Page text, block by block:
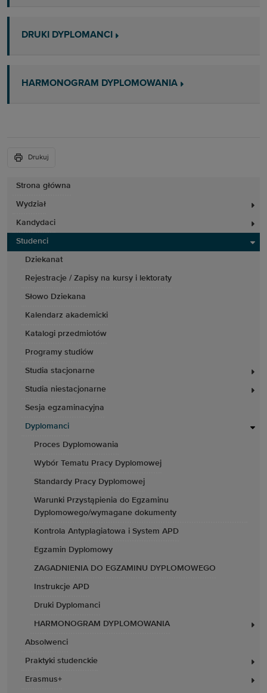
Strona główna
Wydział
Kandydaci
Studenci
Dziekanat
Rejestracje / Zapisy na kursy i lektoraty
Słowo Dziekana
Kalendarz akademicki
Katalogi przedmiotów
Programy studiów
Studia stacjonarne
Studia niestacjonarne
Sesja egzaminacyjna
Dyplomanci
Proces Dyplomowania
Wybór Tematu Pracy Dyplomowej
Standardy Pracy Dyplomowej
Warunki Przystąpienia do Egzaminu
Dyplomowego/wymagane dokumenty
Kontrola Antyplagiatowa i System APD
Egzamin Dyplomowy
ZAGADNIENIA DO EGZAMINU DYPLOMOWEGO
Instrukcje APD
Druki Dyplomanci
HARMONOGRAM DYPLOMOWANIA
Absolwenci
Praktyki studenckie
Erasmus+
DRUKI DYPLOMANCI
HARMONOGRAM DYPLOMOWANIA
Drukuj